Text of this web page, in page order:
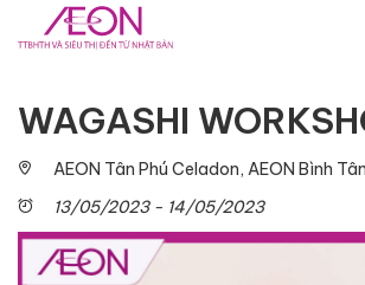
Khuyến mãi & Sự kiện
WAGASHI
AEON Tân Phú Celadon, AEON Bình Tân
13/05/2023 - 14/05/2023